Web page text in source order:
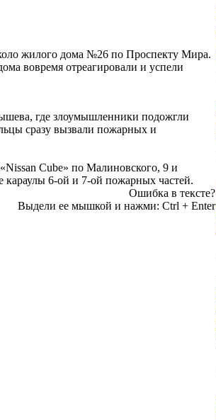
жилого дома №26 по Проспекту Мира.
вовремя отреагировали и успели
где злоумышленники подожгли
сразу вызвали пожарных и
Cube» по Малиновского, 9 и
6-ой и 7-ой пожарных частей.
Ошибка в тексте?
Выдели ее мышкой и нажми: Ctrl + Enter